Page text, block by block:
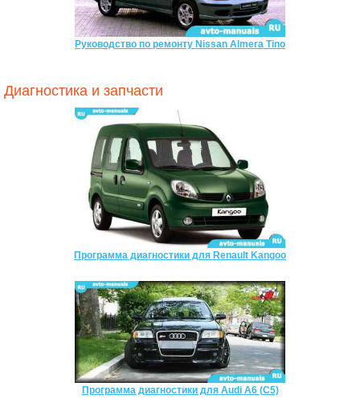
Руководство по ремонту Nissan Almera Tino
Диагностика и запчасти
Программа диагностики для Renault Kangoo
Программа диагностики для Audi A6 (C5)